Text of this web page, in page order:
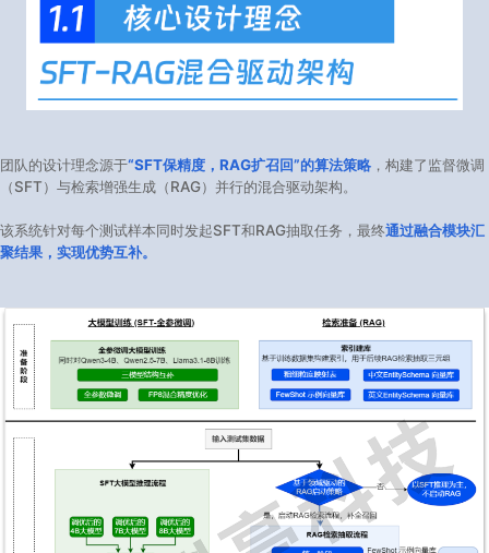
团队的设计理念源于“SFT保精度，RAG扩召回”的算法策略 ，构建了监督微调
（SFT）与检索增强生成（RAG）并行的混合驱动架构。
该系统针对每个测试样本同时发起SFT和RAG抽取任务，最终通过融合模块汇
聚结果，实现优势互补。